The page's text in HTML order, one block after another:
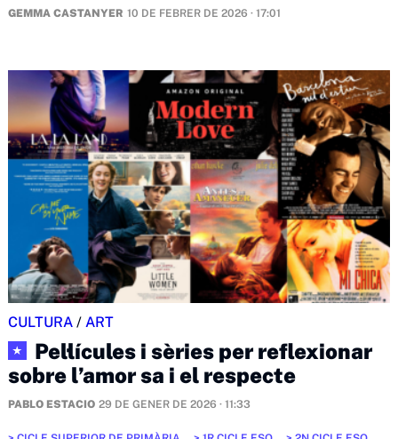
GEMMA CASTANYER 10 DE FEBRER DE 2026 · 17:01
CULTURA / ART
★
Pel·lícules i sèries per reflexionar
sobre l’amor sa i el respecte
PABLO ESTACIO 29 DE GENER DE 2026 · 11:33